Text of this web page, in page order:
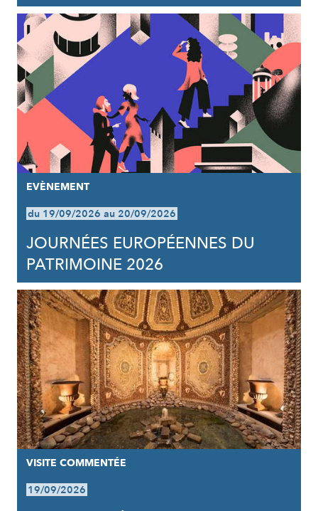
EVÈNEMENT
du 19/09/2026 au 20/09/2026
JOURNÉES EUROPÉENNES DU
PATRIMOINE 2026
VISITE COMMENTÉE
19/09/2026